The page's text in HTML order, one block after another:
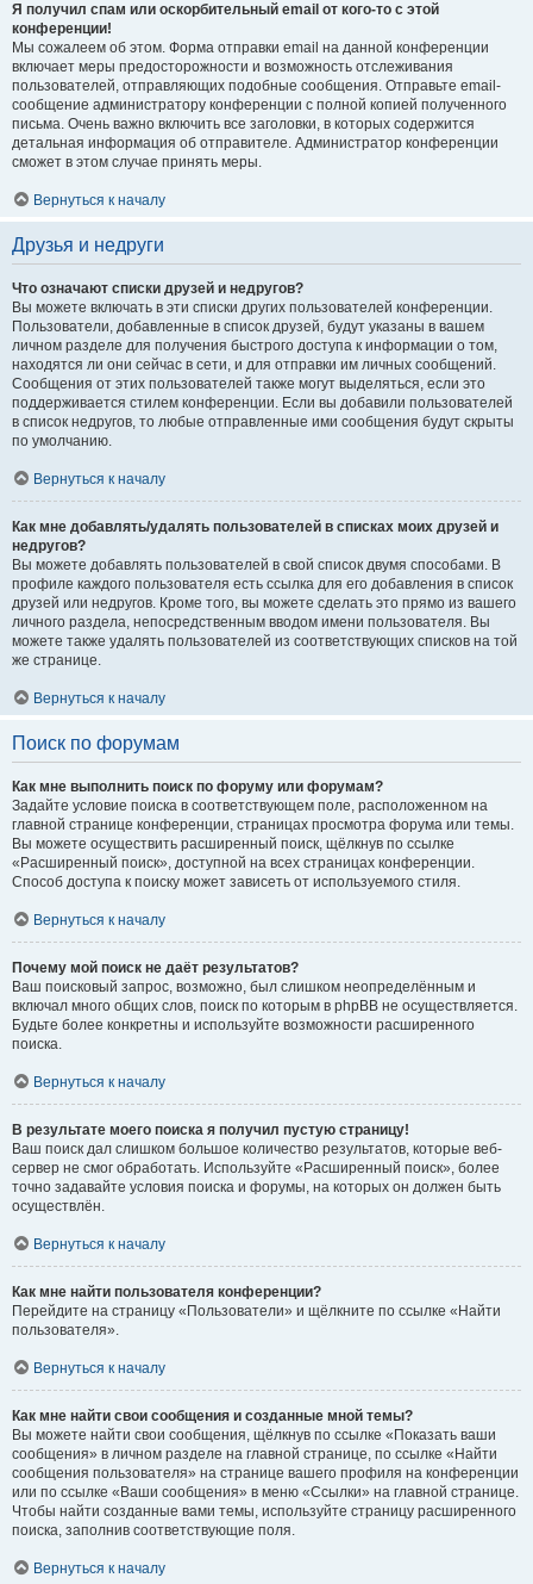
Я получил спам или оскорбительный email от кого-то с этой
конференции!
Мы сожалеем об этом. Форма отправки email на данной конференции
включает меры предосторожности и возможность отслеживания
пользователей, отправляющих подобные сообщения. Отправьте email-
сообщение администратору конференции с полной копией полученного
письма. Очень важно включить все заголовки, в которых содержится
детальная информация об отправителе. Администратор конференции
сможет в этом случае принять меры.
Вернуться к началу
Друзья и недруги
Что означают списки друзей и недругов?
Вы можете включать в эти списки других пользователей конференции.
Пользователи, добавленные в список друзей, будут указаны в вашем
личном разделе для получения быстрого доступа к информации о том,
находятся ли они сейчас в сети, и для отправки им личных сообщений.
Сообщения от этих пользователей также могут выделяться, если это
поддерживается стилем конференции. Если вы добавили пользователей
в список недругов, то любые отправленные ими сообщения будут скрыты
по умолчанию.
Вернуться к началу
Как мне добавлять/удалять пользователей в списках моих друзей и
недругов?
Вы можете добавлять пользователей в свой список двумя способами. В
профиле каждого пользователя есть ссылка для его добавления в список
друзей или недругов. Кроме того, вы можете сделать это прямо из вашего
личного раздела, непосредственным вводом имени пользователя. Вы
можете также удалять пользователей из соответствующих списков на той
же странице.
Вернуться к началу
Поиск по форумам
Как мне выполнить поиск по форуму или форумам?
Задайте условие поиска в соответствующем поле, расположенном на
главной странице конференции, страницах просмотра форума или темы.
Вы можете осуществить расширенный поиск, щёлкнув по ссылке
«Расширенный поиск», доступной на всех страницах конференции.
Способ доступа к поиску может зависеть от используемого стиля.
Вернуться к началу
Почему мой поиск не даёт результатов?
Ваш поисковый запрос, возможно, был слишком неопределённым и
включал много общих слов, поиск по которым в phpBB не осуществляется.
Будьте более конкретны и используйте возможности расширенного
поиска.
Вернуться к началу
В результате моего поиска я получил пустую страницу!
Ваш поиск дал слишком большое количество результатов, которые веб-
сервер не смог обработать. Используйте «Расширенный поиск», более
точно задавайте условия поиска и форумы, на которых он должен быть
осуществлён.
Вернуться к началу
Как мне найти пользователя конференции?
Перейдите на страницу «Пользователи» и щёлкните по ссылке «Найти
пользователя».
Вернуться к началу
Как мне найти свои сообщения и созданные мной темы?
Вы можете найти свои сообщения, щёлкнув по ссылке «Показать ваши
сообщения» в личном разделе на главной странице, по ссылке «Найти
сообщения пользователя» на странице вашего профиля на конференции
или по ссылке «Ваши сообщения» в меню «Ссылки» на главной странице.
Чтобы найти созданные вами темы, используйте страницу расширенного
поиска, заполнив соответствующие поля.
Вернуться к началу